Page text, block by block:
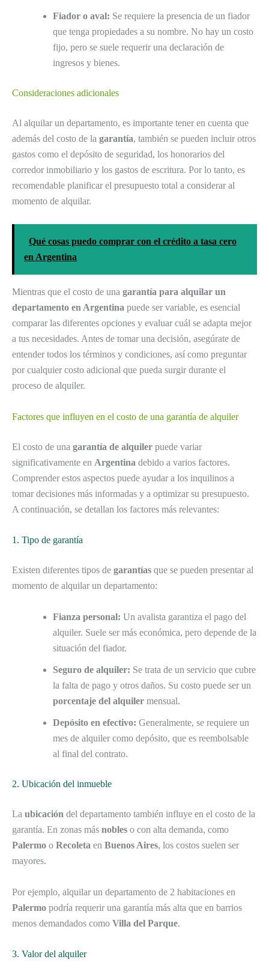
Fiador o aval: Se requiere la presencia de un fiador
que tenga propiedades a su nombre. No hay un costo
fijo, pero se suele requerir una declaración de
ingresos y bienes.
Consideraciones adicionales
Al alquilar un departamento, es importante tener en cuenta que
además del costo de la garantía, también se pueden incluir otros
gastos como el depósito de seguridad, los honorarios del
corredor inmobiliario y los gastos de escritura. Por lo tanto, es
recomendable planificar el presupuesto total a considerar al
momento de alquilar.
Qué cosas puedo comprar con el crédito a tasa cero
en Argentina
Mientras que el costo de una garantía para alquilar un
departamento en Argentina puede ser variable, es esencial
comparar las diferentes opciones y evaluar cuál se adapta mejor
a tus necesidades. Antes de tomar una decisión, asegúrate de
entender todos los términos y condiciones, así como preguntar
por cualquier costo adicional que pueda surgir durante el
proceso de alquiler.
Factores que influyen en el costo de una garantía de alquiler
El costo de una garantía de alquiler puede variar
significativamente en Argentina debido a varios factores.
Comprender estos aspectos puede ayudar a los inquilinos a
tomar decisiones más informadas y a optimizar su presupuesto.
A continuación, se detallan los factores más relevantes:
1. Tipo de garantía
Existen diferentes tipos de garantías que se pueden presentar al
momento de alquilar un departamento:
Fianza personal: Un avalista garantiza el pago del
alquiler. Suele ser más económica, pero depende de la
situación del fiador.
Seguro de alquiler: Se trata de un servicio que cubre
la falta de pago y otros daños. Su costo puede ser un
porcentaje del alquiler mensual.
Depósito en efectivo: Generalmente, se requiere un
mes de alquiler como depósito, que es reembolsable
al final del contrato.
2. Ubicación del inmueble
La ubicación del departamento también influye en el costo de la
garantía. En zonas más nobles o con alta demanda, como
Palermo o Recoleta en Buenos Aires, los costos suelen ser
mayores.
Por ejemplo, alquilar un departamento de 2 habitaciones en
Palermo podría requerir una garantía más alta que en barrios
menos demandados como Villa del Parque.
3. Valor del alquiler